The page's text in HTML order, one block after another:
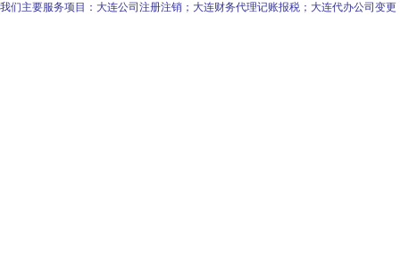
我们主要服务项目：大连公司注册注销；大连财务代理记账报税；大连代办公司变